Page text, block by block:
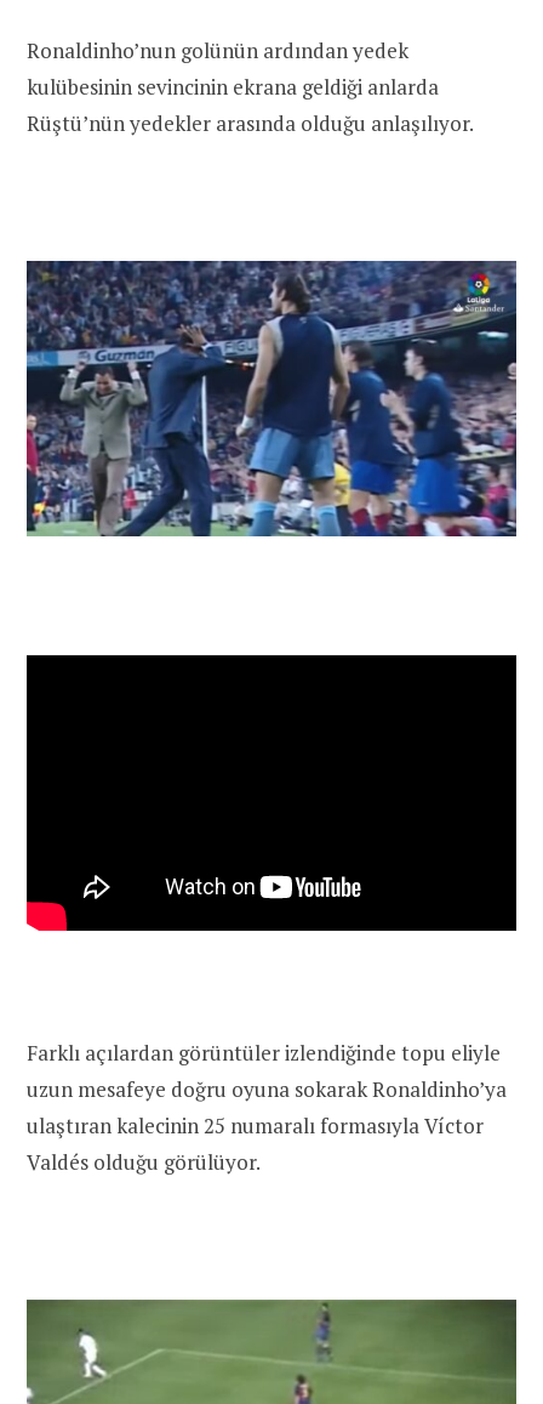
Ronaldinho’nun golünün ardından yedek
kulübesinin sevincinin ekrana geldiği anlarda
Rüştü’nün yedekler arasında olduğu anlaşılıyor.
Farklı açılardan görüntüler izlendiğinde topu eliyle
uzun mesafeye doğru oyuna sokarak Ronaldinho’ya
ulaştıran kalecinin 25 numaralı formasıyla Víctor
Valdés olduğu görülüyor.